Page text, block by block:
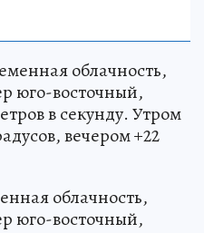
облачность,
юго-восточный,
в секунду. Утром
вечером +22
облачность,
юго-восточный,